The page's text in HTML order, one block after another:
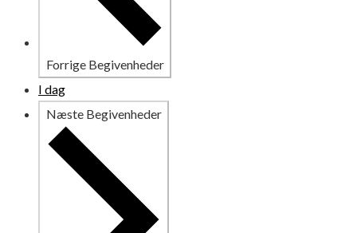
Forrige Begivenheder
I dag
Næste Begivenheder